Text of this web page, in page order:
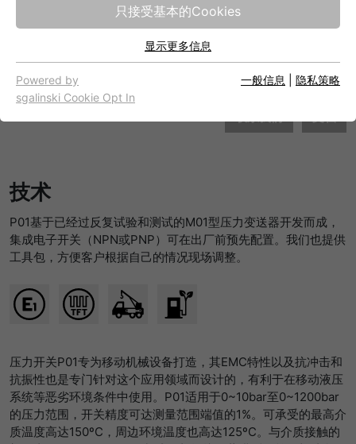
技术
P01基于已经过反复试验和测试的M01型压力变送器开发而成，
集成电子开关（NPN或PNP）可在出厂前预先配置。我们也提供
工具包，方便客户根据自己的情况现场调整。
压力开关P01专为移动机械设备打造，其EMC特性以及抗冲击和
抗振性也是专门针对这个应用领域而设计的，有利于在移动液压
系统等恶劣环境条件中使用。P01适用于0~10bar至0~1200bar
的压力范围，开关精度可达测量范围端值的1%。可承受的最高介
质温度高达150ºC，周边环境温度也高达125ºC。与介质接触的
只接受基本的Cookies
网站的基本功能需要基本cookies，以确保网站正常运行。
名字 cookie_optin
一些信息，说明我们网站的哪些区域受欢迎，哪些区域没有那
么频繁地受访问。基于从中获取的知识，我们可以进一步优化
我们的网站。当然，记录信息是匿名处理的。
名字 _ga
提供者 谷歌
寿命 两年
目的
注册一个唯一的ID，用于生成访问者如何使
用网站的统计数据。
名字 _gat
显示cookie信息
Empfehlungsbund/Jobwidget
Diese Cookies werden benötigt, um Stellenanzeigen des
Jobangebote nicht dargestellt werden.
名字 _bms_session
提供者 Empfehlungsbund
显示cookie信息
显示更多信息
Powered by
sgalinski Cookie Opt In
一般信息 隐私策略